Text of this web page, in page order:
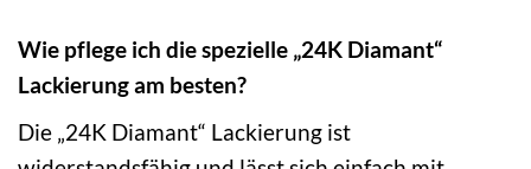
Wie pflege ich die spezielle „24K Diamant“
Lackierung am besten?
Die „24K Diamant“ Lackierung ist